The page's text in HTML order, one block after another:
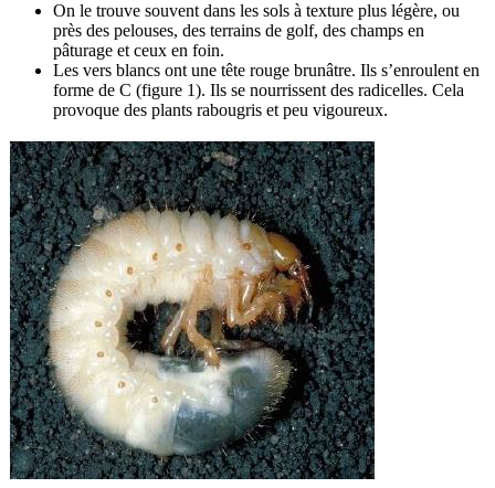
On le trouve souvent dans les sols à texture plus légère, ou
près des pelouses, des terrains de golf, des champs en
pâturage et ceux en foin.
Les vers blancs ont une tête rouge brunâtre. Ils s’enroulent en
forme de C (figure 1). Ils se nourrissent des radicelles. Cela
provoque des plants rabougris et peu vigoureux.